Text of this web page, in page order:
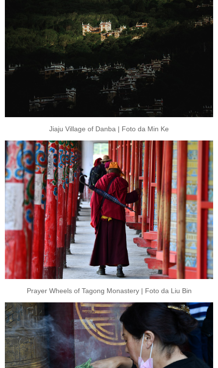
Jiaju Village of Danba | Foto da Min Ke
Prayer Wheels of Tagong Monastery | Foto da Liu Bin